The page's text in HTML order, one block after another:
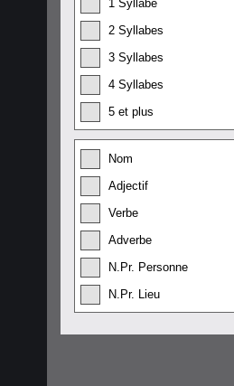
1 Syllabe
2 Syllabes
3 Syllabes
4 Syllabes
5 et plus
Nom
Adjectif
Verbe
Adverbe
N.Pr. Personne
N.Pr. Lieu